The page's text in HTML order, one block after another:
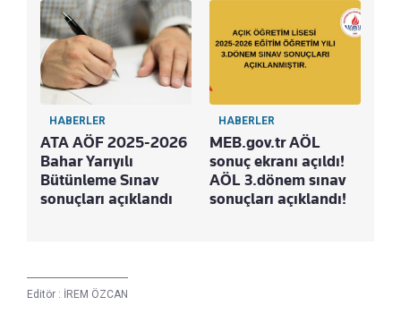
HABERLER
ATA AÖF 2025-2026
Bahar Yarıyılı
Bütünleme Sınav
sonuçları açıklandı
HABERLER
MEB.gov.tr AÖL
sonuç ekranı açıldı!
AÖL 3.dönem sınav
sonuçları açıklandı!
Editör : İREM ÖZCAN